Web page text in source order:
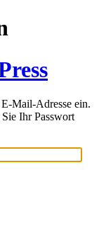
Mail-Adresse ein.
Ihr Passwort